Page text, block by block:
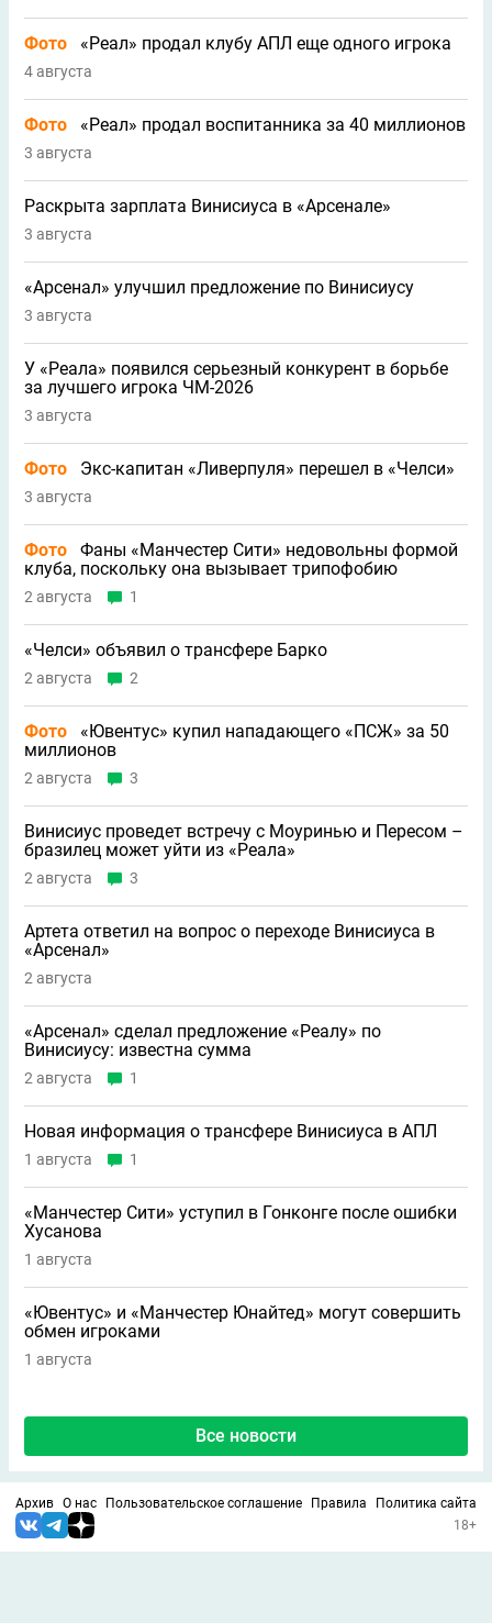
Фото «Реал» продал клубу АПЛ еще одного игрока
4 августа
Фото «Реал» продал воспитанника за 40 миллионов
3 августа
Раскрыта зарплата Винисиуса в «Арсенале»
3 августа
«Арсенал» улучшил предложение по Винисиусу
3 августа
У «Реала» появился серьезный конкурент в борьбе
за лучшего игрока ЧМ-2026
3 августа
Фото Экс-капитан «Ливерпуля» перешел в «Челси»
3 августа
Фото
Фаны «Манчестер Сити» недовольны формой
клуба, поскольку она вызывает трипофобию
2 августа 1
«Челси» объявил о трансфере Барко
2 августа 2
Фото
«Ювентус» купил нападающего «ПСЖ» за 50
миллионов
2 августа 3
Винисиус проведет встречу с Моуринью и Пересом –
бразилец может уйти из «Реала»
2 августа 3
Артета ответил на вопрос о переходе Винисиуса в
«Арсенал»
2 августа
«Арсенал» сделал предложение «Реалу» по
Винисиусу: известна сумма
2 августа 1
Новая информация о трансфере Винисиуса в АПЛ
1 августа 1
«Манчестер Сити» уступил в Гонконге после ошибки
Хусанова
1 августа
«Ювентус» и «Манчестер Юнайтед» могут совершить
обмен игроками
1 августа
Все новости
Архив О нас Пользовательское соглашение Правила
Политика сайта
18+